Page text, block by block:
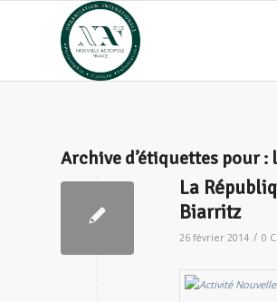
Archive d’étiquettes pour :
La
Biarritz
26 février 2014 / 0